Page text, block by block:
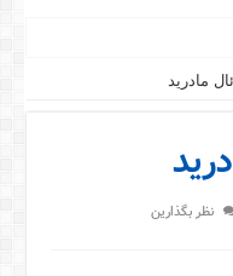
مادرید
نظر بگذارین